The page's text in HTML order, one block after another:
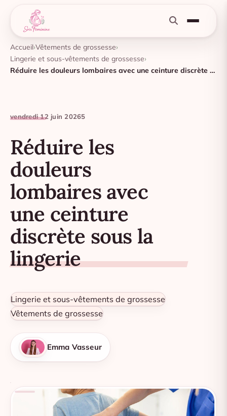
Accueil Vêtements de grossesse
Lingerie et sous-vêtements de grossesse
Réduire les douleurs lombaires avec une ceinture discrète sous la lingerie
vendredi 12 juin 20265
Réduire les
douleurs
lombaires avec
une ceinture
discrète sous la
lingerie
Lingerie et sous-vêtements de grossesse
Vêtements de grossesse
Emma Vasseur